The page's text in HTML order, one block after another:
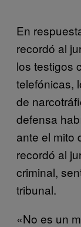
En
recordó al
los testigos
telefónicas,
de
defensa
ante el mito
recordó al
criminal,
tribunal.
«No es un